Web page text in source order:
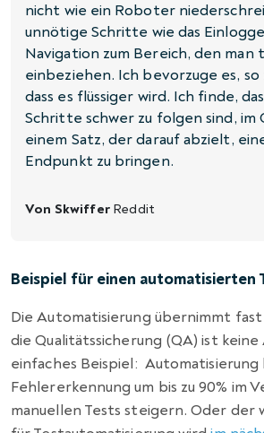
nicht wie ein Roboter
unnötige Schritte wie das
Navigation zum Bereich, den
einbeziehen. Ich bevorzuge es, so
dass es flüssiger wird. Ich finde,
Schritte schwer zu folgen sind, im
einem Satz, der darauf abzielt,
Endpunkt zu bringen.
Von SkwifferReddit
Beispiel für einen automatisierten
Die Automatisierung übernimmt
die Qualitätssicherung (QA) ist keine
einfaches Beispiel: Automatisierung
Fehlererkennung um bis zu 90% im
manuellen Tests steigern. Oder